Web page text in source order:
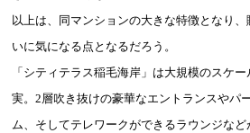
以上は、同マンションの大きな特徴となり
いに気になる点となるだろう。
「シティテラス稲毛海岸」は大規模のスケ
実。2層吹き抜けの豪華なエントランスやパ
ム、そしてテレワークができるラウンジなど